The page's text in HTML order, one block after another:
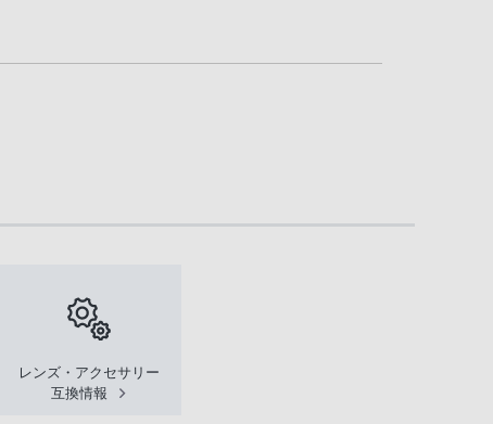
レンズ・アクセサリー
互換情報